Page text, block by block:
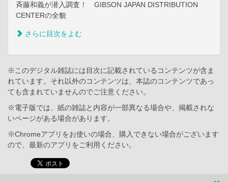
斉藤和義が潜入調査！ GIBSON JAPAN DISTRIBUTION
CENTERの全貌
さらに目次をよむ
※このデジタル雑誌には目次に記載されているコンテンツが含ま
れています。それ以外のコンテンツは、本誌のコンテンツであっ
ても含まれていませんのでご注意ください。
※電子版では、紙の雑誌と内容が一部異なる場合や、掲載されな
いページがある場合があります。
※Chromeアプリをお使いの場合、購入できない場合がございます
ので、最新のアプリをご利用ください。